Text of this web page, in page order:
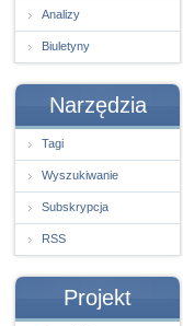
Analizy
Biuletyny
Narzędzia
Tagi
Wyszukiwanie
Subskrypcja
RSS
Projekt